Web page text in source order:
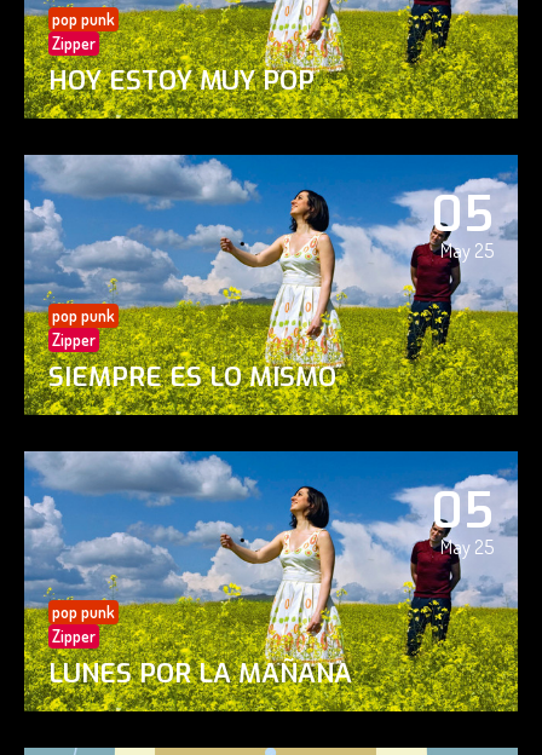
pop punk
Zipper
HOY ESTOY MUY POP
05
May 25
pop punk
Zipper
SIEMPRE ES LO MISMO
05
May 25
pop punk
Zipper
LUNES POR LA MAÑANA